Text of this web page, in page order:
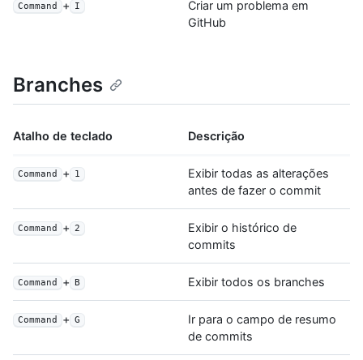
Command + I
Criar um problema em
GitHub
Branches
Atalho de teclado Descrição
Command + 1
Exibir todas as alterações
antes de fazer o commit
Command + 2
Exibir o histórico de
commits
Command + B Exibir todos os branches
Command + G
Ir para o campo de resumo
de commits